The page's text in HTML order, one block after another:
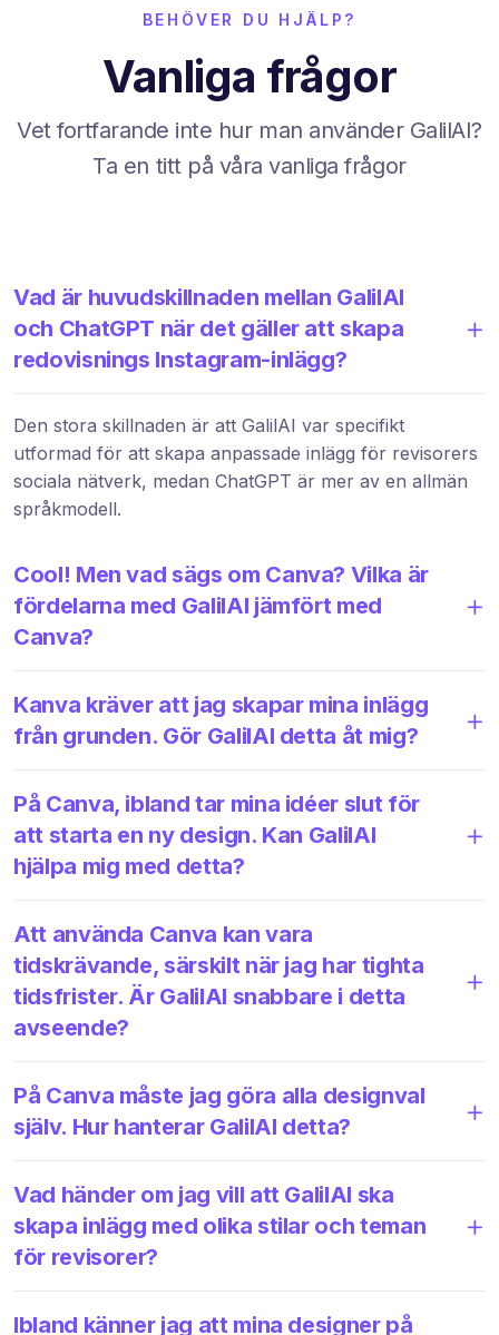
BEHÖVER DU HJÄLP?
Vanliga frågor
Vet fortfarande inte hur man använder GalilAI?
Ta en titt på våra vanliga frågor
Vad är huvudskillnaden mellan GalilAI
och ChatGPT när det gäller att skapa
redovisnings Instagram-inlägg?
Den stora skillnaden är att GalilAI var specifikt
utformad för att skapa anpassade inlägg för revisorers
sociala nätverk, medan ChatGPT är mer av en allmän
språkmodell.
Cool! Men vad sägs om Canva? Vilka är
fördelarna med GalilAI jämfört med
Canva?
Kanva kräver att jag skapar mina inlägg
från grunden. Gör GalilAI detta åt mig?
På Canva, ibland tar mina idéer slut för
att starta en ny design. Kan GalilAI
hjälpa mig med detta?
Att använda Canva kan vara
tidskrävande, särskilt när jag har tighta
tidsfrister. Är GalilAI snabbare i detta
avseende?
På Canva måste jag göra alla designval
själv. Hur hanterar GalilAI detta?
Vad händer om jag vill att GalilAI ska
skapa inlägg med olika stilar och teman
för revisorer?
Ibland känner jag att mina designer på